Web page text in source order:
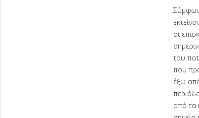
οι
του
που
έξω
από τα